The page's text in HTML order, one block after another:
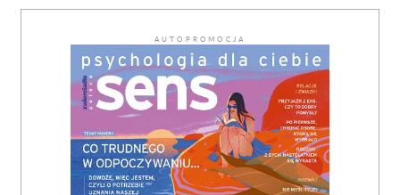
AUTOPROMOCJA